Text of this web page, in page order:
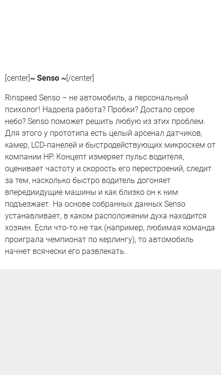
[center] ~ Senso ~ [/center]
Rinspeed Senso – не автомобиль, а персональный
психолог! Надоела работа? Пробки? Достало серое
небо? Senso поможет решить любую из этих проблем.
Для этого у прототипа есть целый арсенал датчиков,
камер, LCD-панелей и быстродействующих микросхем от
компании HP. Концепт измеряет пульс водителя,
оценивает частоту и скорость его перестроений, следит
за тем, насколько быстро водитель догоняет
впередиидущие машины и как близко он к ним
подъезжает. На основе собранных данных Senso
устанавливает, в каком расположении духа находится
хозяин. Если что-то не так (например, любимая команда
проиграла чемпионат по керлингу), то автомобиль
начнет всячески его развлекать.